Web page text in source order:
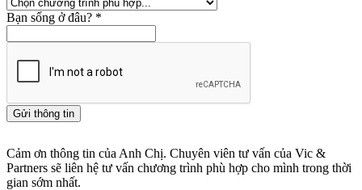
Bạn sống ở đâu? *
Gửi thông tin
Cảm ơn thông tin của Anh Chị. Chuyên viên tư vấn của Vic &
Partners sẽ liên hệ tư vấn chương trình phù hợp cho mình trong thời
gian sớm nhất.